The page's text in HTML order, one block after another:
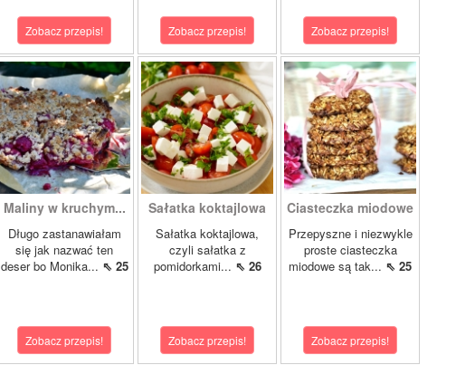
Zobacz przepis! Zobacz przepis! Zobacz przepis!
Maliny w kruchym...
Długo zastanawiałam
się jak nazwać ten
deser bo Monika... ⇖ 25
Zobacz przepis!
Sałatka koktajlowa
Sałatka koktajlowa,
czyli sałatka z
pomidorkami... ⇖ 26
Zobacz przepis!
Ciasteczka miodowe
Przepyszne i niezwykle
proste ciasteczka
miodowe są tak... ⇖ 25
Zobacz przepis!